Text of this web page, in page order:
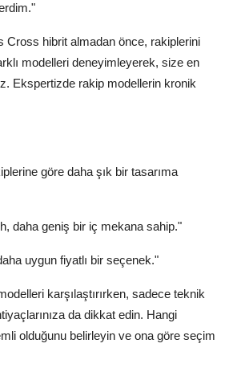
Cross hibrit almadan önce, rakiplerini
modelleri deneyimleyerek, size en
Ekspertizde rakip modellerin kronik
göre daha şık bir tasarıma
daha geniş bir iç mekana sahip."
uygun fiyatlı bir seçenek."
karşılaştırırken, sadece teknik
da dikkat edin. Hangi
olduğunu belirleyin ve ona göre seçim